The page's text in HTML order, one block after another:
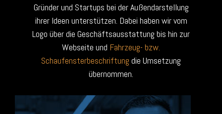
Gründer und Startups bei der Außendarstellung
ihrer Ideen unterstützen. Dabei haben wir vom
Logo über die Geschäftsausstattung bis hin zur
Webseite und Fahrzeug- bzw.
Schaufensterbeschriftung die Umsetzung
übernommen.